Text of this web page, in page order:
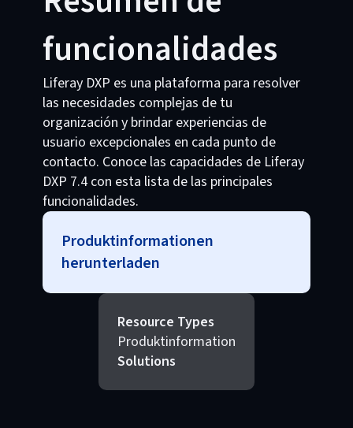
funcionalidades
Liferay DXP es una plataforma para resolver
las necesidades complejas de tu
organización y brindar experiencias de
usuario excepcionales en cada punto de
contacto. Conoce las capacidades de Liferay
DXP 7.4 con esta lista de las principales
funcionalidades.
Produktinformationen
herunterladen
Resource Types
Produktinformation
Solutions